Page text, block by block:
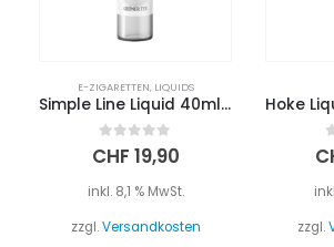
E-ZIGARETTEN, LIQUIDS
Simple Line Liquid 40ml – GRÜNER TEE
0 out of 5
CHF 19,90
inkl. 8,1 % MwSt.
zzgl.Versandkosten
0
zzgl.